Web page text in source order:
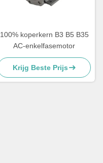
100% koperkern B3 B5 B35
AC-enkelfasemotor
Krijg Beste Prijs